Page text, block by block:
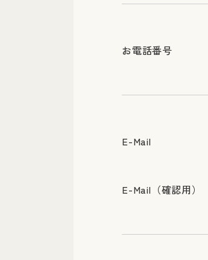
お電話番号
E-Mail
E-Mail（確認用）